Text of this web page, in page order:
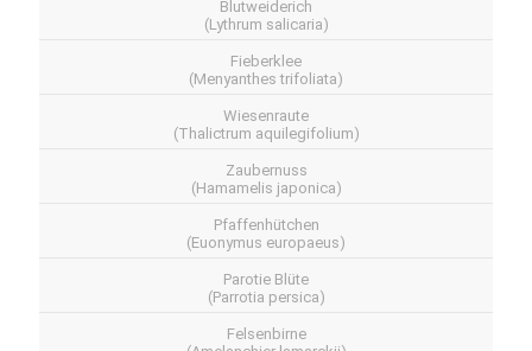
Blutweiderich
(Lythrum salicaria)
Fieberklee
(Menyanthes trifoliata)
Wiesenraute
(Thalictrum aquilegifolium)
Zaubernuss
(Hamamelis japonica)
Pfaffenhütchen
(Euonymus europaeus)
Parotie Blüte
(Parrotia persica)
Felsenbirne